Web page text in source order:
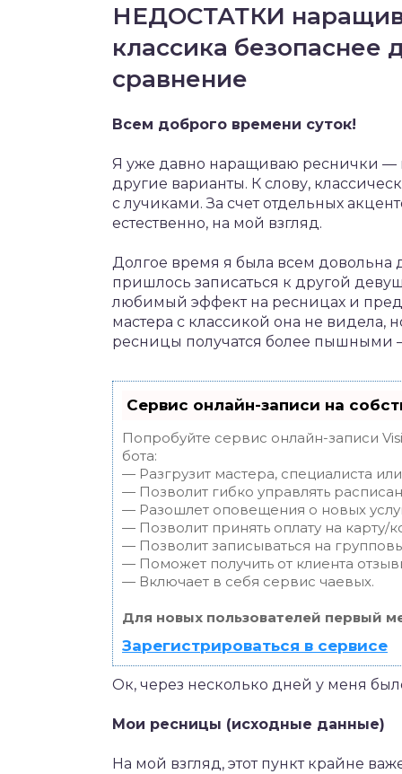
НЕДОСТАТКИ
классика безопаснее
сравнение
Всем доброго времени суток!
Я уже давно наращиваю реснички —
другие варианты. К слову,
с лучиками. За счет отдельных
естественно, на мой взгляд.
Долгое время я была всем довольна
пришлось записаться к другой
любимый эффект на ресницах и
мастера с классикой она не видела,
ресницы получатся более пышными —
Сервис онлайн-записи на
Попробуйте сервис онлайн-записи
бота:
— Разгрузит мастера, специалиста
— Позволит гибко управлять
— Разошлет оповещения о новых
— Позволит принять оплату на карту/
— Позволит записываться на
— Поможет получить от клиента
— Включает в себя сервис чаевых.
Для новых пользователей первый
Зарегистрироваться в сервисе
Ок, через несколько дней у меня
Мои ресницы (исходные данные)
На мой взгляд, этот пункт крайне